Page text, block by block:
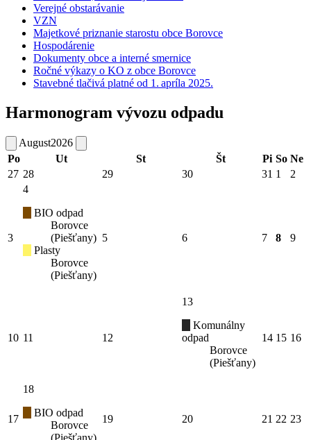
Verejné obstarávanie
VZN
Majetkové priznanie starostu obce Borovce
Hospodárenie
Dokumenty obce a interné smernice
Ročné výkazy o KO z obce Borovce
Stavebné tlačivá platné od 1. apríla 2025.
Harmonogram vývozu odpadu
August2026
Po
Ut St Št Pi So Ne
27 28 29 30 31 1 2
3
4
BIO odpad
Borovce
(Piešťany)
Plasty
Borovce
(Piešťany)
5 6 7 8 9
10 11 12
13
Komunálny
odpad
Borovce
(Piešťany)
14 15 16
17
18
BIO odpad
Borovce
19 20 21 22 23